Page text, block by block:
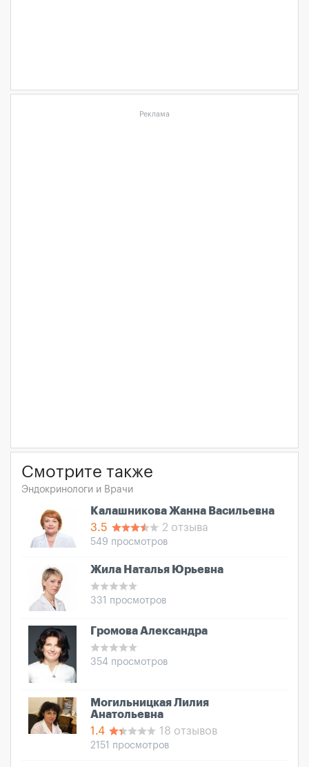
Реклама
Смотрите также
Эндокринологи и Врачи
Калашникова Жанна Васильевна
3.5
2 отзыва
549 просмотров
Жила Наталья Юрьевна
331 просмотров
Громова Александра
354 просмотров
Могильницкая Лилия
Анатольевна
1.4
18 отзывов
2151 просмотров